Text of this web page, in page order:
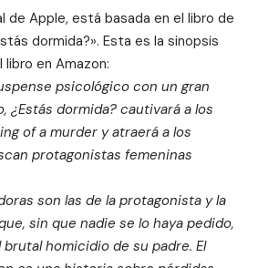
de Apple, está basada en el libro de
dormida?». Esta es la sinopsis
en Amazon:
psicológico con un gran
¿Estás dormida? cautivará a los
of a murder y atraerá a los
protagonistas femeninas
son las de la protagonista y la
sin que nadie se lo haya pedido,
brutal homicidio de su padre. El